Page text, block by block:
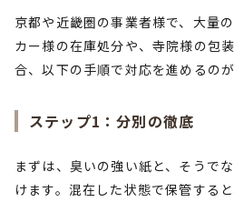
京都や近畿圏の事業者様で、大量
カー様の在庫処分や、寺院様の包
合、以下の手順で対応を進めるのが
ステップ1：分別の徹底
まずは、臭いの強い紙と、そうで
けます。混在した状態で保管する